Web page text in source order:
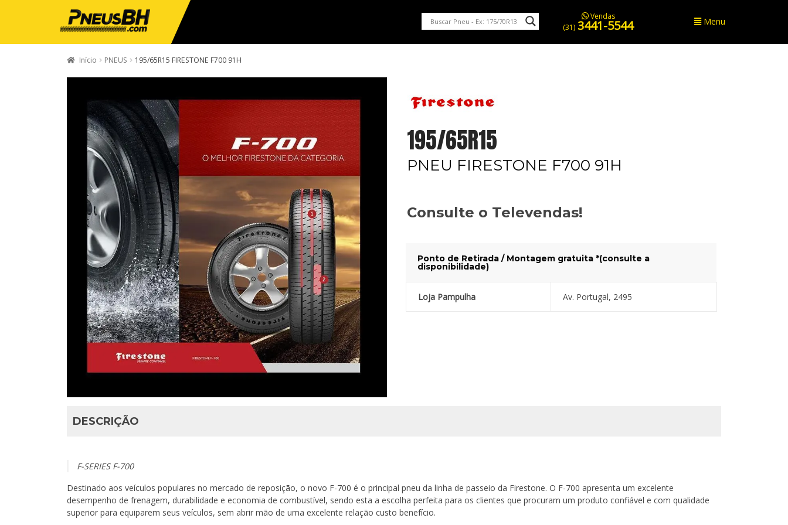
Vendas
(31) 3441-5544 Menu
Início PNEUS 195/65R15 FIRESTONE F700 91H
195/65R15
PNEU FIRESTONE F700 91H
Consulte o Televendas!
Ponto de Retirada / Montagem gratuita *(consulte a
disponibilidade)
Loja Pampulha Av. Portugal, 2495
DESCRIÇÃO
F-SERIES F-700
Destinado aos veículos populares no mercado de reposição, o novo F-700 é o principal pneu da linha de passeio da Firestone. O F-700 apresenta um excelente
desempenho de frenagem, durabilidade e economia de combustível, sendo esta a escolha perfeita para os clientes que procuram um produto confiável e com qualidade
superior para equiparem seus veículos, sem abrir mão de uma excelente relação custo benefício.